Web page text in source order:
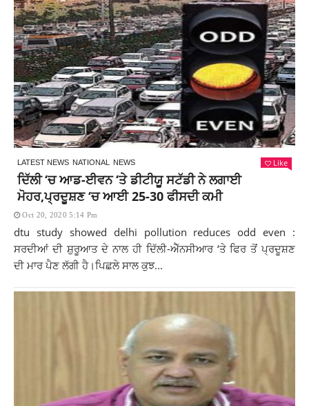
LATEST NEWS NATIONAL NEWS Like
ਦਿੱਲੀ ‘ਚ ਆਡ-ਈਵਨ ‘ਤੇ ਡੀਟੀਯੂ ਸਟੱਡੀ ਨੇ ਲਗਾਈ
ਮੋਹਰ,ਪ੍ਰਦੂਸ਼ਣ ‘ਚ ਆਈ 25-30 ਫੀਸਦੀ ਕਮੀ
Oct 20, 2020 5:14 Pm
dtu study showed delhi pollution reduces odd even :
ਸਰਦੀਆਂ ਦੀ ਸ਼ੁਰੂਆਤ ਦੇ ਨਾਲ ਹੀ ਦਿੱਲੀ-ਐੱਨਸੀਆਰ ‘ਤੇ ਫਿਰ ਤੋਂ ਪ੍ਰਦੂਸ਼ਣ
ਦੀ ਮਾਰ ਪੈਣ ਲੱਗੀ ਹੈ।ਪਿਛਲੇ ਸਾਲ ਕੁਝ...